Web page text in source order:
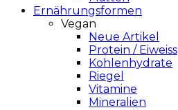
Ernährungsformen
Vegan
Neue Artikel
Protein / Eiweiss
Kohlenhydrate
Riegel
Vitamine
Mineralien